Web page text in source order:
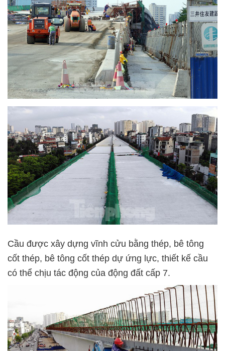
Cầu được xây dựng vĩnh cửu bằng thép, bê tông
cốt thép, bê tông cốt thép dự ứng lực, thiết kế cầu
có thể chịu tác động của động đất cấp 7.